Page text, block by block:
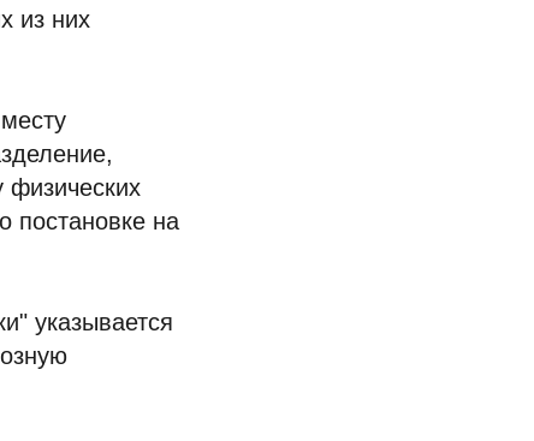
из них
физических
постановке на
указывается